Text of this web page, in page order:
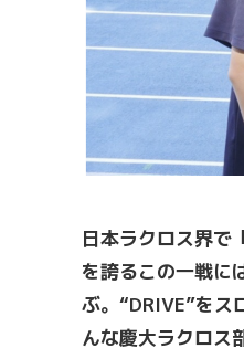
日本ラクロス界で
を誇るこの一戦に
ぶ。“DRIVE”をス
んな慶大ラクロス